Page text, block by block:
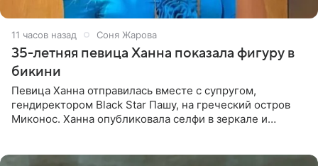
11 часов назад Соня Жарова
35-летняя певица Ханна показала фигуру в
бикини
Певица Ханна отправилась вместе с супругом,
гендиректором Black Star Пашу, на греческий остров
Миконос. Ханна опубликовала селфи в зеркале и